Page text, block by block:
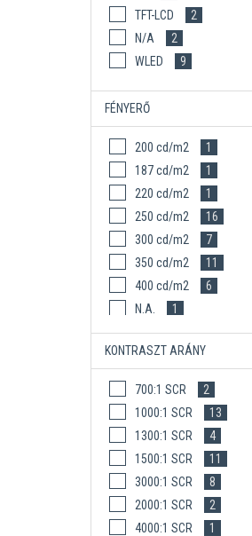
TFT-LCD
2
N/A
2
WLED
9
FÉNYERŐ
200 cd/m2
1
187 cd/m2
1
220 cd/m2
1
250 cd/m2
16
300 cd/m2
7
350 cd/m2
11
400 cd/m2
6
N.A.
1
KONTRASZT ARÁNY
700:1 SCR
2
1000:1 SCR
13
1300:1 SCR
4
1500:1 SCR
11
3000:1 SCR
8
2000:1 SCR
2
4000:1 SCR
1